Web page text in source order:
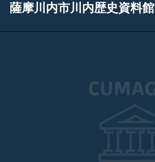
薩摩川内市川内歴史資料館